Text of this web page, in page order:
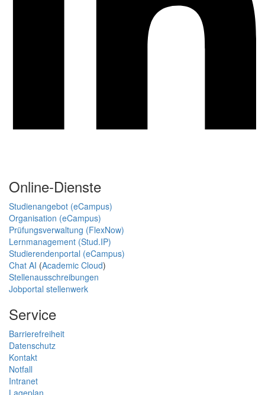
Online-Dienste
Studienangebot (eCampus)
Organisation (eCampus)
Prüfungsverwaltung (FlexNow)
Lernmanagement (Stud.IP)
Studierendenportal (eCampus)
Chat AI (Academic Cloud)
Stellenausschreibungen
Jobportal stellenwerk
Service
Barrierefreiheit
Datenschutz
Kontakt
Notfall
Intranet
Lageplan